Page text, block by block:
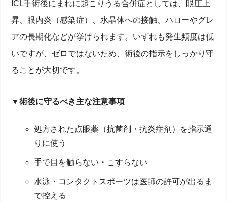
ICL手術後にまれに起こりうる合併症としては、眼圧上
昇、眼内炎（感染症）、水晶体への接触、ハローやグレ
アの長期化などが挙げられます。いずれも発生頻度は低
いですが、ゼロではないため、術後の指示をしっかり守
ることが大切です。
▼術後に守るべき主な注意事項
処方された点眼薬（抗菌剤・抗炎症剤）を指示通
りに使う
手で目を触らない・こすらない
水泳・コンタクトスポーツは医師の許可が出るま
で控える